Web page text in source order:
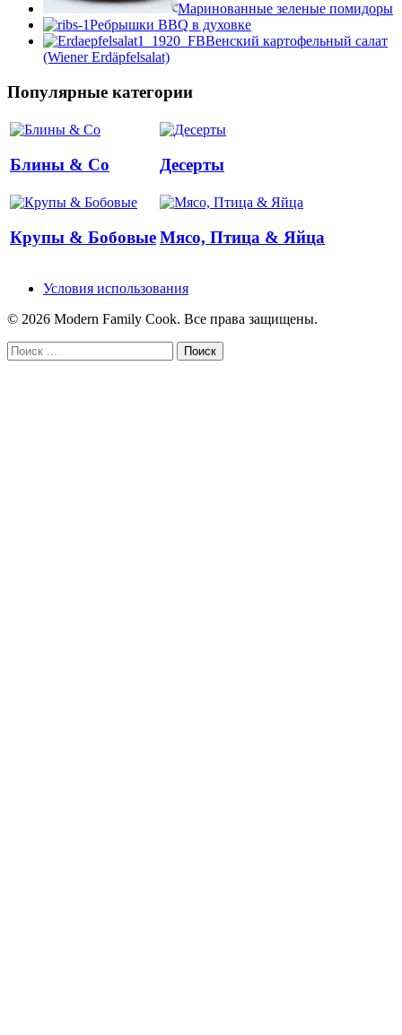
Маринованные зеленые помидоры
Ребрышки BBQ в духовке
Венский картофельный салат
(Wiener Erdäpfelsalat)
Популярные категории
Блины & Co Десерты
Крупы & БобовыеМясо, Птица & Яйца
Условия использования
© 2026 Modern Family Cook. Все права защищены.